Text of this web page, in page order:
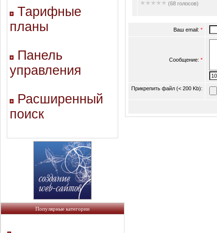
Тарифные
планы
Панель
управления
Расширенный
поиск
Популярные категории
(68 голосов)
Ваш email: *
Сообщение: *
Прикрепить файл (< 200 Kb):